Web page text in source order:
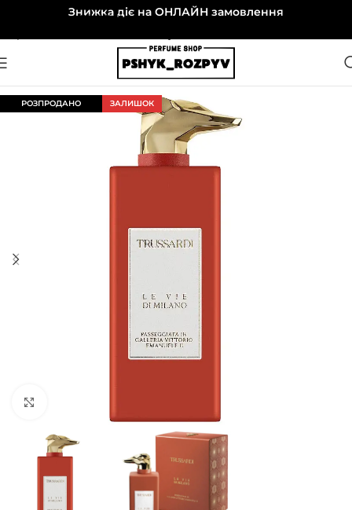
Перейти до навігаціїЗнижка діє на ОНЛАЙН замовлення
РОЗПРОДАНО ЗАЛИШОК